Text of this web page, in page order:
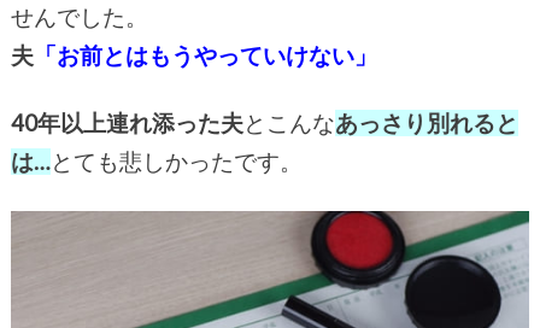
せんでした。
夫「お前とはもうやっていけない」
40年以上連れ添った夫とこんなあっさり別れると
は…とても悲しかったです。